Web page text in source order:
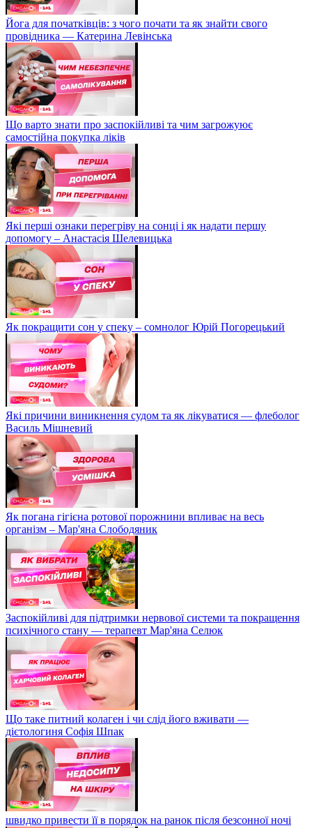
Йога для початківців: з чого почати та як знайти свого
провідника — Катерина Левінська
Що варто знати про заспокійливі та чим загрожуює
самостійна покупка ліків
Які перші ознаки перегріву на сонці і як надати першу
допомогу – Анастасія Шелевицька
Як покращити сон у спеку – сомнолог Юрій Погорецький
Які причини виникнення судом та як лікуватися — флеболог
Василь Мішневий
Як погана гігієна ротової порожнини впливає на весь
організм – Мар'яна Слободяник
Заспокійливі для підтримки нервової системи та покращення
психічного стану — терапевт Мар'яна Селюк
Що таке питний колаген і чи слід його вживати —
дієтологиня Софія Шпак
швидко привести її в порядок на ранок після безсонної ночі